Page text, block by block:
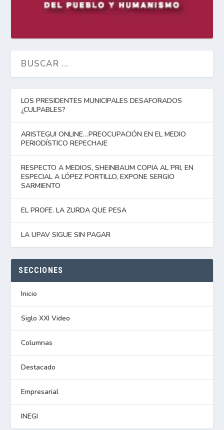
LOS PRESIDENTES MUNICIPALES DESAFORADOS
¿CULPABLES?
ARISTEGUI ONLINE…PREOCUPACIÓN EN EL MEDIO
PERIODÍSTICO REPECHAJE
RESPECTO A MEDIOS, SHEINBAUM COPIA AL PRI, EN
ESPECIAL A LÓPEZ PORTILLO, EXPONE SERGIO
SARMIENTO
EL PROFE. LA ZURDA QUE PESA
LA UPAV SIGUE SIN PAGAR
SECCIONES
Inicio
Siglo XXI Video
Columnas
Destacado
Empresarial
INEGI